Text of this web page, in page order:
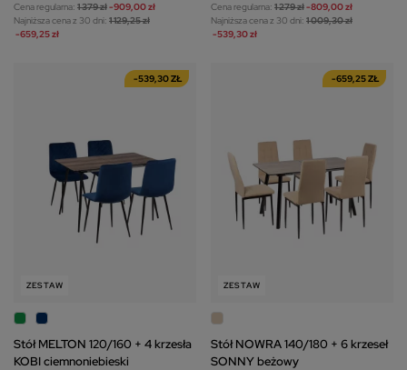
Cena regularna: 1 379 zł-909,00 zł
Najniższa cena z 30 dni: 1 129,25 zł
-659,25 zł
Cena regularna: 1 279 zł-809,00 zł
Najniższa cena z 30 dni: 1 009,30 zł
-539,30 zł
-539,30 ZŁ
ZESTAW
Stół MELTON 120/160 + 4 krzesła
KOBI ciemnoniebieski
-659,25 ZŁ
ZESTAW
Stół NOWRA 140/180 + 6 krzeseł
SONNY beżowy